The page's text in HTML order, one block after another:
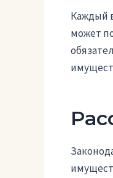
Каждый
может